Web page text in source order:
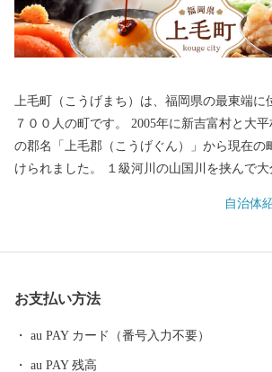
上毛町（こうげまち）は、福岡県の最東端に
７００人の町です。 2005年に新吉富村と大
の郡名「上毛郡（こうげぐん）」から現在の
けられました。 １級河川の山国川を挟んで
地域です。 定住自立圏構想も県境を越えて、
町の中央を流れる友枝川や里山といった自然
自治体
お支払い方法
au PAY カード（番号入力不要）
au PAY 残高